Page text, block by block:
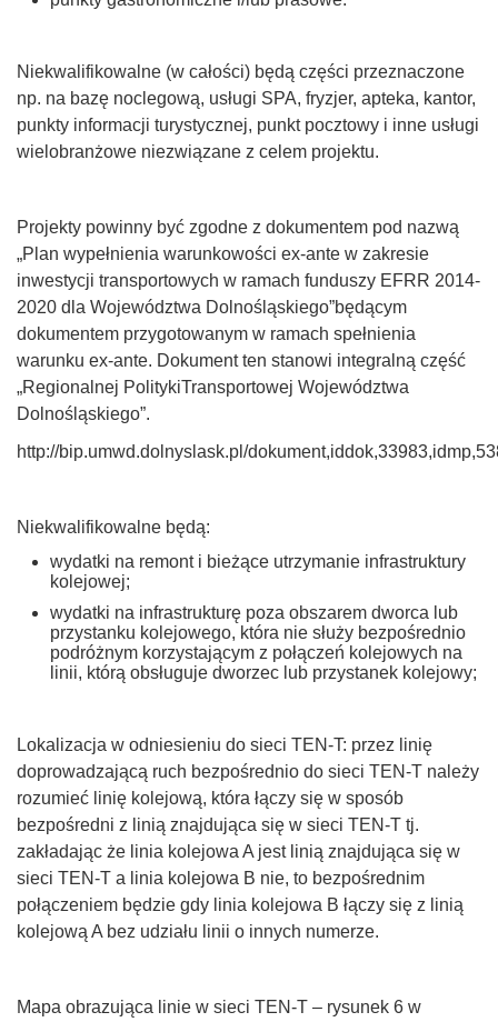
Niekwalifikowalne (w całości) będą części przeznaczone
np. na bazę noclegową, usługi SPA, fryzjer, apteka, kantor,
punkty informacji turystycznej, punkt pocztowy i inne usługi
wielobranżowe niezwiązane z celem projektu.
Projekty powinny być zgodne z dokumentem pod nazwą
„Plan wypełnienia warunkowości ex-ante w zakresie
inwestycji transportowych w ramach funduszy EFRR 2014-
2020 dla Województwa Dolnośląskiego”będącym
dokumentem przygotowanym w ramach spełnienia
warunku ex-ante. Dokument ten stanowi integralną część
„Regionalnej PolitykiTransportowej Województwa
Dolnośląskiego”.
http://bip.umwd.dolnyslask.pl/
Niekwalifikowalne będą:
wydatki na remont i bieżące utrzymanie infrastruktury
kolejowej;
wydatki na infrastrukturę poza obszarem dworca lub
przystanku kolejowego, która nie służy bezpośrednio
podróżnym korzystającym z połączeń kolejowych na
linii, którą obsługuje dworzec lub przystanek kolejowy;
Lokalizacja w odniesieniu do sieci TEN-T: przez linię
doprowadzającą ruch bezpośrednio do sieci TEN-T należy
rozumieć linię kolejową, która łączy się w sposób
bezpośredni z linią znajdująca się w sieci TEN-T tj.
zakładając że linia kolejowa A jest linią znajdująca się w
sieci TEN-T a linia kolejowa B nie, to bezpośrednim
połączeniem będzie gdy linia kolejowa B łączy się z linią
kolejową A bez udziału linii o innych numerze.
Mapa obrazująca linie w sieci TEN-T – rysunek 6 w